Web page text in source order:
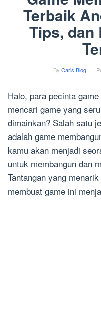
Terbaik
Tips, dan
By Caris Blog
Halo, para pecinta
mencari game yang
dimainkan? Salah satu
adalah game
kamu akan menjadi
untuk membangun dan
Tantangan yang
membuat game ini